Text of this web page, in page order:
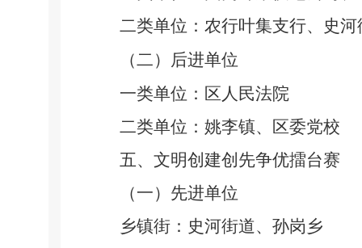
二类单位：农行叶集支行、史
（二）后进单位
一类单位：区人民法院
二类单位：姚李镇、区委党校
五、文明创建创先争优擂台赛
（一）先进单位
乡镇街：史河街道、孙岗乡